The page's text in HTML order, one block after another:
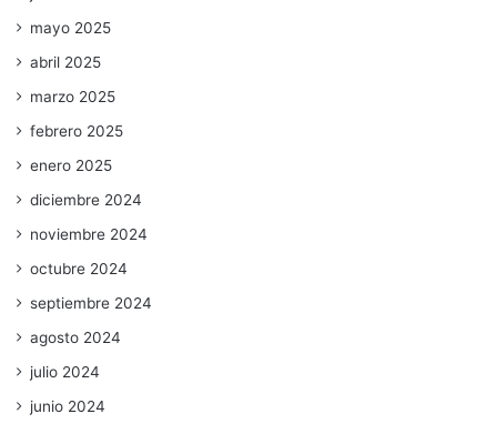
mayo 2025
abril 2025
marzo 2025
febrero 2025
enero 2025
diciembre 2024
noviembre 2024
octubre 2024
septiembre 2024
agosto 2024
julio 2024
junio 2024